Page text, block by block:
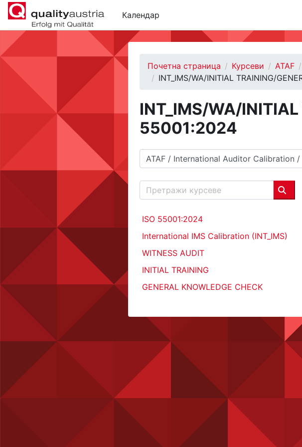
Иди на главни садржај
Календар
Почетна страница Курсеви ATAF
INT_IMS/WA/INITIAL TRAINING/
INT_IMS/WA/
55001:2024
Категорије курсева
Претражи курсеве
ISO 55001:2024
International IMS Calibration (INT_IMS)
WITNESS AUDIT
INITIAL TRAINING
GENERAL KNOWLEDGE CHECK